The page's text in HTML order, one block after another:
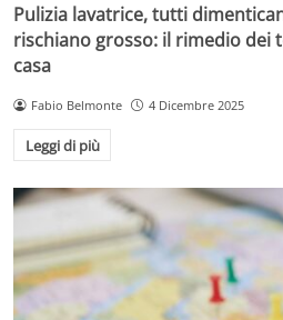
Pulizia lavatrice, tutti
rischiano grosso: il rimedio dei
casa
Fabio Belmonte 4 Dicembre 2025
Leggi di più